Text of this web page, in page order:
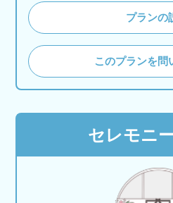
プランの
このプランを問
セレモニ